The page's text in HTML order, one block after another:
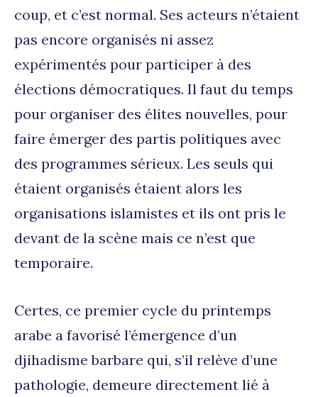
coup, et c’est normal. Ses acteurs n’étaient
pas encore organisés ni assez
expérimentés pour participer à des
élections démocratiques. Il faut du temps
pour organiser des élites nouvelles, pour
faire émerger des partis politiques avec
des programmes sérieux. Les seuls qui
étaient organisés étaient alors les
organisations islamistes et ils ont pris le
devant de la scène mais ce n’est que
temporaire.
Certes, ce premier cycle du printemps
arabe a favorisé l’émergence d’un
djihadisme barbare qui, s’il relève d’une
pathologie, demeure directement lié à